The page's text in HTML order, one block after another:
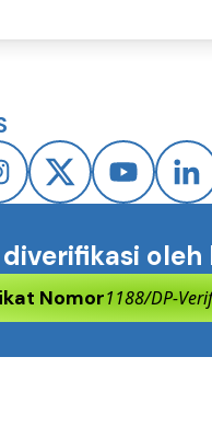
oleh
Nomor1188/DP-